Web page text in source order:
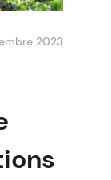
2023